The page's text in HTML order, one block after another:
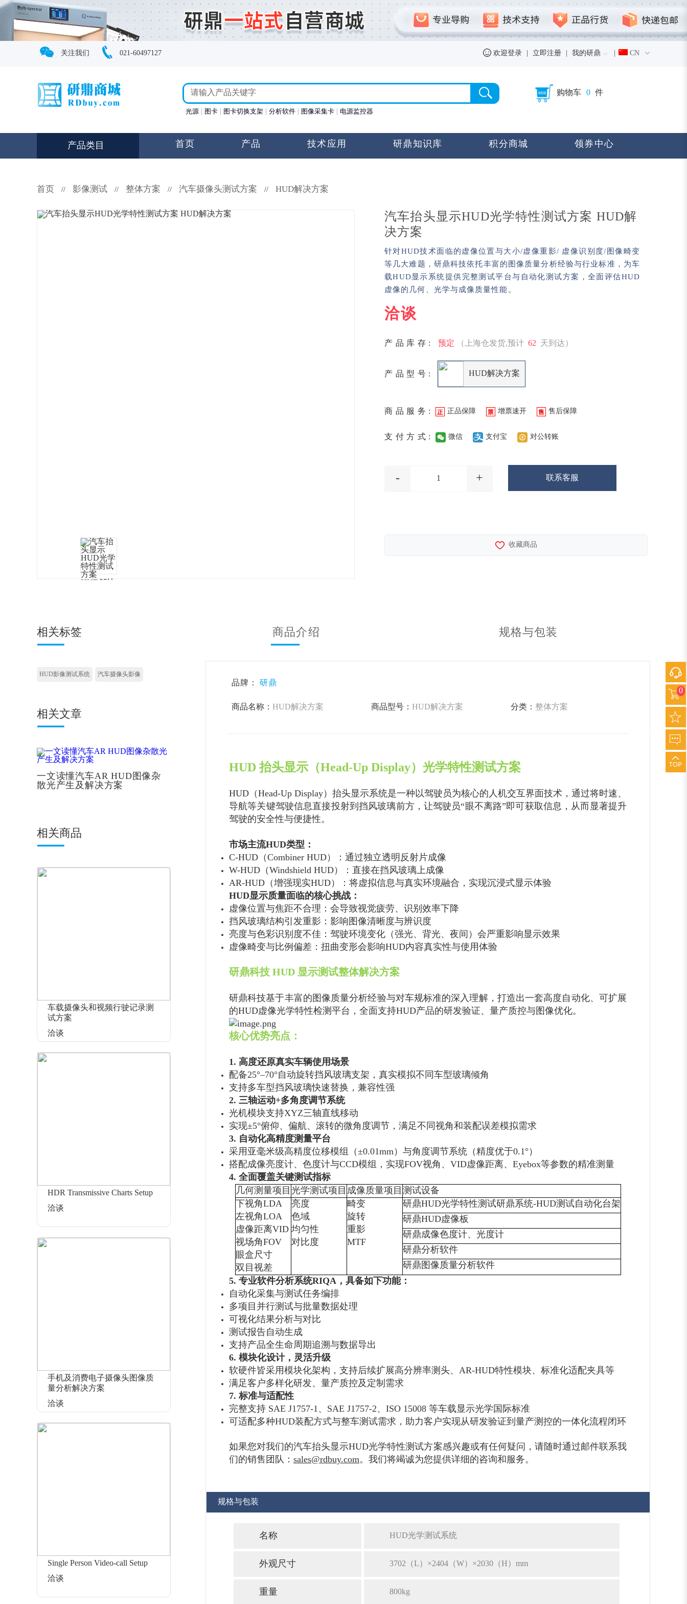
关注我们 021-60497127 欢迎登录 立即注册 我的研鼎 CN
光源 图卡 图卡切换支架 分析软件 图像采集卡 电源监控器
购物车 0 件
产品类目 首页 产品 技术应用 研鼎知识库 积分商城 领券中心
首页 // 影像测试 // 整体方案 // 汽车摄像头测试方案 // HUD解决方案
汽车抬头显示HUD光学特性测试方案 HUD解
决方案
针对HUD技术面临的虚像位置与大小/虚像重影/ 虚像识别度/图像畸变
等几大难题，研鼎科技依托丰富的图像质量分析经验与行业标准，为车
载HUD显示系统提供完整测试平台与自动化测试方案，全面评估HUD
虚像的几何、光学与成像质量性能。
洽谈
产品库存: 预定 （上海仓发货,预计 62 天到达）
产品型号: HUD解决方案
商品服务: 正品保障 增票速开 售后保障
支付方式: 微信 支付宝 对公转账
- 1 + 联系客服
收藏商品
0
相关标签
HUD影像测试系统 汽车摄像头影像
相关文章
一文读懂汽车AR HUD图像杂
散光产生及解决方案
相关商品
车载摄像头和视频行驶记录测
试方案
洽谈
HDR Transmissive Charts Setup
洽谈
手机及消费电子摄像头图像质
量分析解决方案
洽谈
Single Person Video-call Setup
洽谈
商品介绍 规格与包装
品牌：研鼎
商品名称： HUD解决方案 商品型号： HUD解决方案 分类： 整体方案
HUD 抬头显示（Head-Up Display）光学特性测试方案
HUD（Head-Up Display）抬头显示系统是一种以驾驶员为核心的人机交互界面技术，通过将时速、
导航等关键驾驶信息直接投射到挡风玻璃前方，让驾驶员“眼不离路”即可获取信息，从而显著提升
驾驶的安全性与便捷性。
市场主流HUD类型：
C-HUD（Combiner HUD）：通过独立透明反射片成像
W-HUD（Windshield HUD）：直接在挡风玻璃上成像
AR-HUD（增强现实HUD）：将虚拟信息与真实环境融合，实现沉浸式显示体验
HUD显示质量面临的核心挑战 ：
虚像位置与焦距不合理：会导致视觉疲劳、识别效率下降
挡风玻璃结构引发重影：影响图像清晰度与辨识度
亮度与色彩识别度不佳：驾驶环境变化（强光、背光、夜间）会严重影响显示效果
虚像畸变与比例偏差：扭曲变形会影响HUD内容真实性与使用体验
研鼎科技 HUD 显示测试整体解决方案
研鼎科技基于丰富的图像质量分析经验与对车规标准的深入理解，打造出一套高度自动化、可扩展
的HUD虚像光学特性检测平台，全面支持HUD产品的研发验证、量产质控与图像优化。
核心优势亮点：
1. 高度还原真实车辆使用场景
配备25°–70°自动旋转挡风玻璃支架，真实模拟不同车型玻璃倾角
支持多车型挡风玻璃快速替换，兼容性强
2. 三轴运动+多角度调节系统
光机模块支持XYZ三轴直线移动
实现±5°俯仰、偏航、滚转的微角度调节，满足不同视角和装配误差模拟需求
3. 自动化高精度测量平台
采用亚毫米级高精度位移模组（±0.01mm）与角度调节系统（精度优于0.1°）
搭配成像亮度计、色度计与CCD模组，实现FOV视角、VID虚像距离、Eyebox等参数的精准测量
4. 全面覆盖关键测试指标
几何测量项目 光学测试项目 成像质量项目 测试设备
下视角LDA
左视角LOA
虚像距离VID
视场角FOV
眼盒尺寸
双目视差
亮度
色域
均匀性
对比度
畸变
旋转
重影
MTF
研鼎HUD光学特性测试研鼎系统-HUD测试自动化台架
研鼎HUD虚像板
研鼎成像色度计、光度计
研鼎分析软件
研鼎图像质量分析软件
5. 专业软件分析系统RIQA， 具备如下功能：
自动化采集与测试任务编排
多项目并行测试与批量数据处理
可视化结果分析与对比
测试报告自动生成
支持产品全生命周期追溯与数据导出
6. 模块化设计，灵活升级
软硬件皆采用模块化架构，支持后续扩展高分辨率测头、AR-HUD特性模块、标准化适配夹具等
满足客户多样化研发、量产质控及定制需求
7. 标准与适配性
完整支持 SAE J1757-1、SAE J1757-2、ISO 15008 等车载显示光学国际标准
可适配多种HUD装配方式与整车测试需求，助力客户实现从研发验证到量产测控的一体化流程闭环
如果您对我们的汽车抬头显示HUD光学特性测试方案感兴趣或有任何疑问，请随时通过邮件联系我
们的销售团队： sales@rdbuy.com。我们将竭诚为您提供详细的咨询和服务。
规格与包装
名称 HUD光学测试系统
外观尺寸 3702（L）×2404（W）×2030（H）mm
重量 800kg